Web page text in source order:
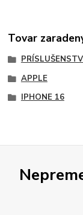
Tovar
APPLE
IPHONE 16